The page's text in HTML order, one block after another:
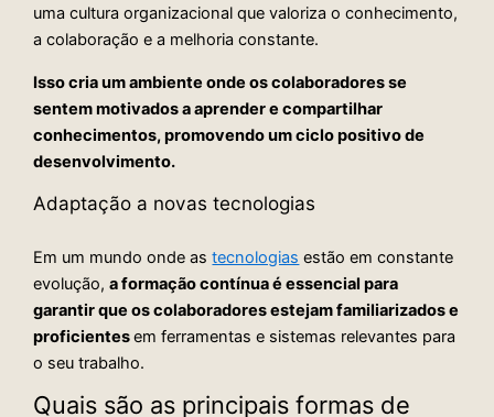
uma cultura organizacional que valoriza o conhecimento,
a colaboração e a melhoria constante.
Isso cria um ambiente onde os colaboradores se
sentem motivados a aprender e compartilhar
conhecimentos, promovendo um ciclo positivo de
desenvolvimento.
Adaptação a novas tecnologias
Em um mundo onde astecnologias estão em constante
evolução,a formação contínua é essencial para
garantir que os colaboradores estejam familiarizados e
proficientesem ferramentas e sistemas relevantes para
o seu trabalho.
Quais são as principais formas de